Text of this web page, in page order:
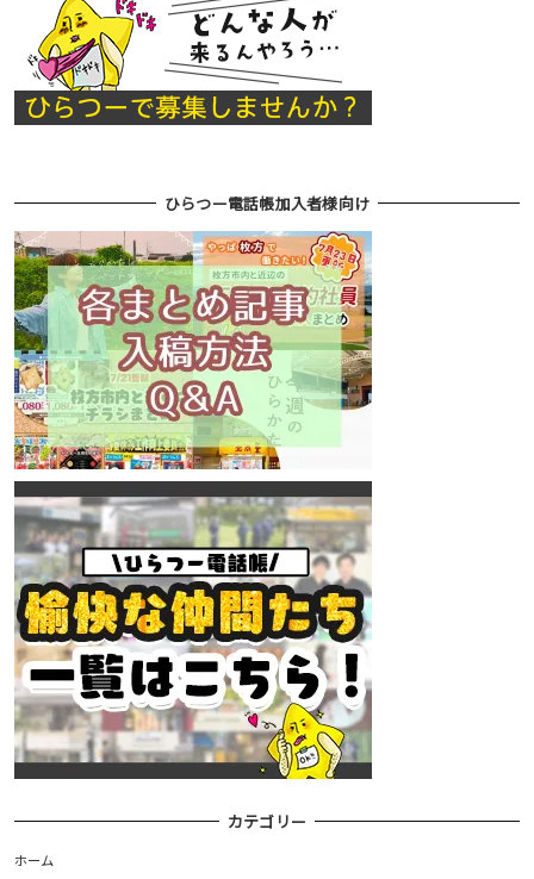
ひらつー電話帳加入者様向け
カテゴリー
ホーム